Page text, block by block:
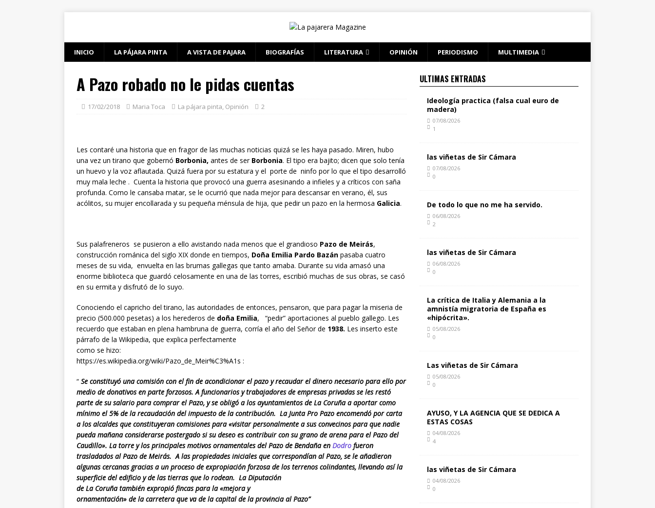
INICIO LA PÁJARA PINTA A VISTA DE PAJARA BIOGRAFÍAS LITERATURA OPINIÓN PERIODISMO MULTIMEDIA
A Pazo robado no le pidas cuentas
17/02/2018 Maria Toca La pájara pinta, Opinión 2
Les contaré una historia que en fragor de las muchas noticias quizá se les haya pasado. Miren, hubo
una vez un tirano que gobernó Borbonia, antes de ser Borbonia. El tipo era bajito; dicen que solo tenía
un huevo y la voz aflautada. Quizá fuera por su estatura y el porte de ninfo por lo que el tipo desarrolló
muy mala leche . Cuenta la historia que provocó una guerra asesinando a infieles y a críticos con saña
profunda. Como le cansaba matar, se le ocurrió que nada mejor para descansar en verano, él, sus
acólitos, su mujer encollarada y su pequeña ménsula de hija, que pedir un pazo en la hermosa Galicia.
Sus palafreneros se pusieron a ello avistando nada menos que el grandioso Pazo de Meirás,
construcción románica del siglo XIX donde en tiempos, Doña Emilia Pardo Bazán pasaba cuatro
meses de su vida, envuelta en las brumas gallegas que tanto amaba. Durante su vida amasó una
enorme biblioteca que guardó celosamente en una de las torres, escribió muchas de sus obras, se casó
en su ermita y disfrutó de lo suyo.
Conociendo el capricho del tirano, las autoridades de entonces, pensaron, que para pagar la miseria de
precio (500.000 pesetas) a los herederos de doña Emilia, “pedir” aportaciones al pueblo gallego. Les
recuerdo que estaban en plena hambruna de guerra, corría el año del Señor de 1938. Les inserto este
párrafo de la Wikipedia, que explica perfectamente
como se hizo:
https://es.wikipedia.org/wiki/Pazo_de_Meir%C3%A1s :
“ Se constituyó una comisión con el fin de acondicionar el pazo y recaudar el dinero necesario para ello​ por
medio de donativos en parte forzosos. A funcionarios y trabajadores de empresas privadas se les restó
parte de su salario para comprar el Pazo, y se obligó a los ayuntamientos de La Coruña a aportar como
mínimo el 5% de la recaudación del impuesto de la contribución. ​ La Junta Pro Pazo encomendó por carta
a los alcaldes que constituyeran comisiones para «visitar personalmente a sus convecinos para que nadie
pueda mañana considerarse postergado si su deseo es contribuir con su grano de arena para el Pazo del
Caudillo». La torre y los principales motivos ornamentales del Pazo de Bendaña en Dodro fueron
trasladados al Pazo de Meirás. ​ A las propiedades iniciales que correspondían al Pazo, se le añadieron
algunas cercanas​ gracias a un proceso de expropiación forzosa de los terrenos colindantes, llevando así la
superficie del edificio y de las tierras que lo rodean. ​ La Diputación
de La Coruña también expropió fincas para la «mejora y
ornamentación» de la carretera que va de la capital de la provincia al Pazo”
ULTIMAS ENTRADAS
Ideología practica (falsa cual euro de
madera)
07/08/2026
1
las viñetas de Sir Cámara
07/08/2026
0
De todo lo que no me ha servido.
06/08/2026
2
las viñetas de Sir Cámara
06/08/2026
0
La crítica de Italia y Alemania a la
amnistía migratoria de España es
«hipócrita».
05/08/2026
0
Las viñetas de Sir Cámara
05/08/2026
0
AYUSO, Y LA AGENCIA QUE SE DEDICA A
ESTAS COSAS
04/08/2026
4
las viñetas de Sir Cámara
04/08/2026
0